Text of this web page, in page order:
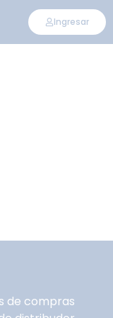
Ingresar
de compras